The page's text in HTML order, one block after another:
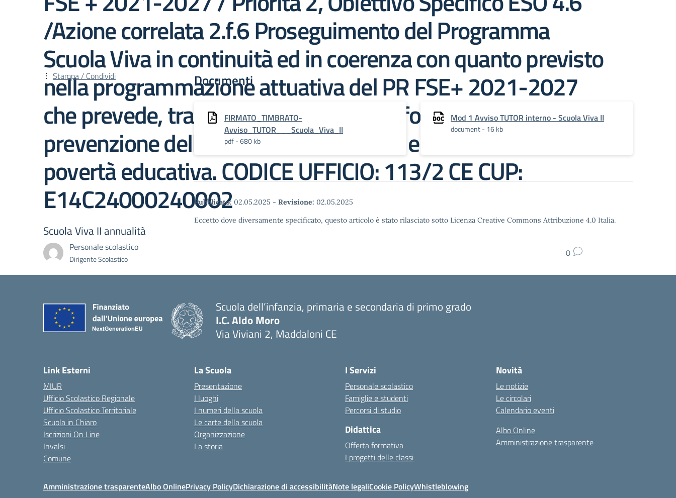
/Azione correlata 2.f.6 Proseguimento del Programma
Scuola Viva in continuità ed in coerenza con quanto previsto
nella programmazione attuativa del PR FSE+ 2021-2027
che prevede, tra gli altri obiettivi, di rafforzare le azioni di
prevenzione dell’insuccesso formativo e di contrasto della
povertà educativa. CODICE UFFICIO: 113/2 CE CUP:
E14C24000240002
Scuola Viva II annualità
Personale scolastico
Dirigente Scolastico 0
Documenti
FIRMATO_TIMBRATO-
Avviso_TUTOR___Scuola_Viva_II
pdf - 680 kb
Mod 1 Avviso TUTOR interno - Scuola Viva II
document - 16 kb
Pubblicato: 02.05.2025 - Revisione: 02.05.2025
Eccetto dove diversamente specificato, questo articolo è stato rilasciato sotto Licenza Creative Commons Attribuzione 4.0 Italia.
Stampa / Condividi
Scuola dell’infanzia, primaria e secondaria di primo grado
I.C. Aldo Moro
Via Viviani 2, Maddaloni CE
Link Esterni
MIUR
Ufficio Scolastico Regionale
Ufficio Scolastico Territoriale
Scuola in Chiaro
Iscrizioni On Line
Invalsi
Comune
La Scuola
Presentazione
I luoghi
I numeri della scuola
Le carte della scuola
Organizzazione
La storia
I Servizi
Personale scolastico
Famiglie e studenti
Percorsi di studio
Didattica
Offerta formativa
I progetti delle classi
Novità
Le notizie
Le circolari
Calendario eventi
Albo Online
Amministrazione trasparente
Amministrazione trasparenteAlbo OnlinePrivacy PolicyDichiarazione di accessibilitàNote legaliCookie PolicyWhistleblowing